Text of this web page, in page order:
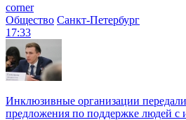
corner
Общество Санкт-Петербург
17:33
Инклюзивные организации
предложения по поддержке людей с